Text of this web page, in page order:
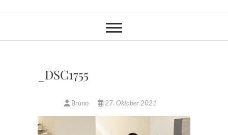
_DSC1755
Bruno 27. Oktober 2021